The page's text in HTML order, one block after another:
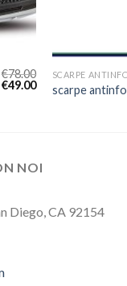
€78.00
€49.00 scarpe
NOI
Diego, CA 92154